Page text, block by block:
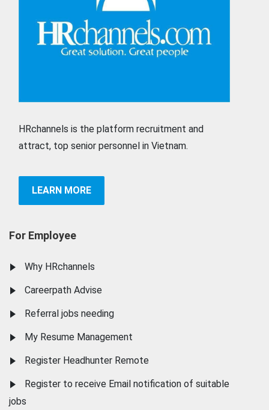
HRchannels is the platform recruitment and
attract, top senior personnel in Vietnam.
LEARN MORE
For Employee
Why HRchannels
Careerpath Advise
Referral jobs needing
My Resume Management
Register Headhunter Remote
Register to receive Email notification of suitable
jobs